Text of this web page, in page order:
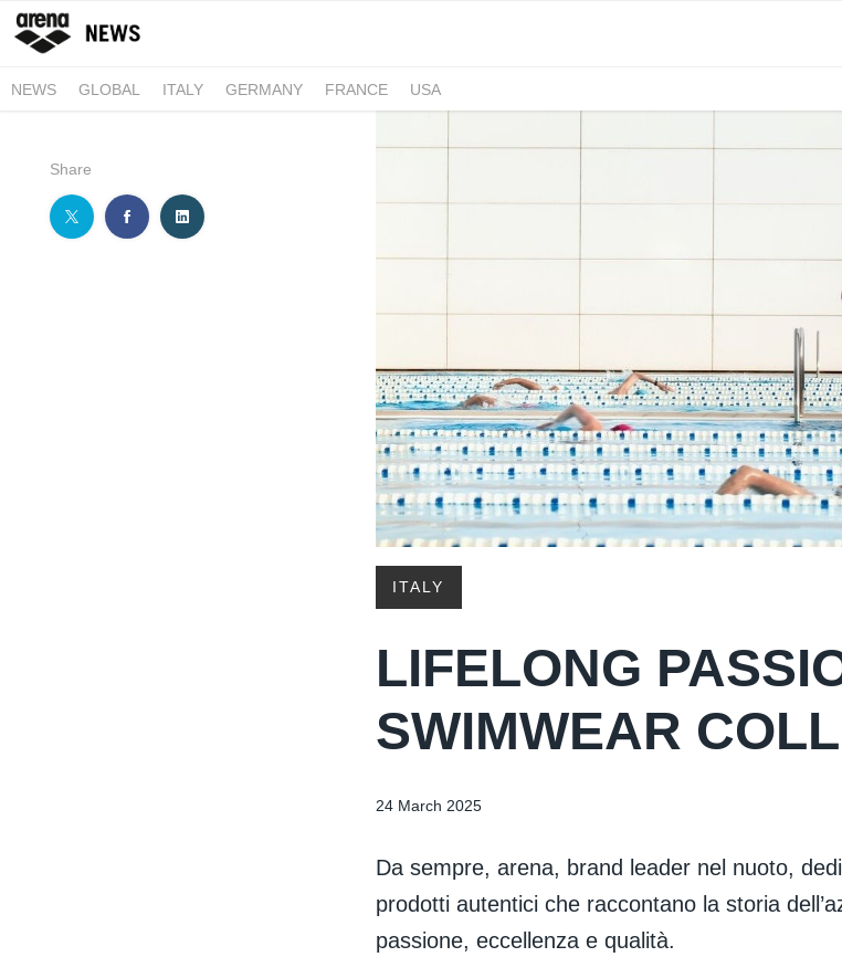
NEWS GLOBAL ITALY GERMANY FRANCE USA
Share
ITALY
LIFELONG
SWIMWEAR
24 March 2025
Da sempre, arena, brand leader nel nuoto,
prodotti autentici che raccontano la storia
passione, eccellenza e qualità.